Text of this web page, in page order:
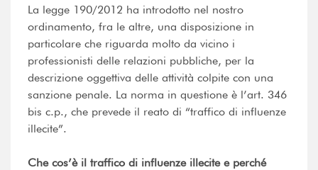
La legge 190/2012 ha introdotto nel nostro
ordinamento, fra le altre, una disposizione in
particolare che riguarda molto da vicino i
professionisti delle relazioni pubbliche, per la
descrizione oggettiva delle attività colpite con una
sanzione penale. La norma in questione è l’art. 346
bis c.p., che prevede il reato di “traffico di influenze
illecite”.
Che cos’è il traffico di influenze illecite e perché